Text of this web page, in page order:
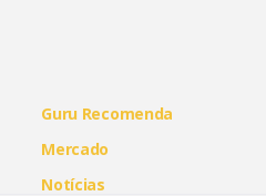
Guru Recomenda
Mercado
Notícias